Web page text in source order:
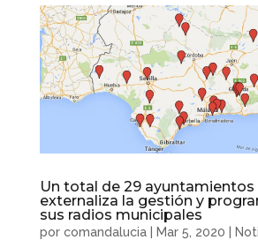
Un total de 29 ayuntamientos
externaliza la gestión y
sus radios municipales
por comandalucia| Mar 5, 2020